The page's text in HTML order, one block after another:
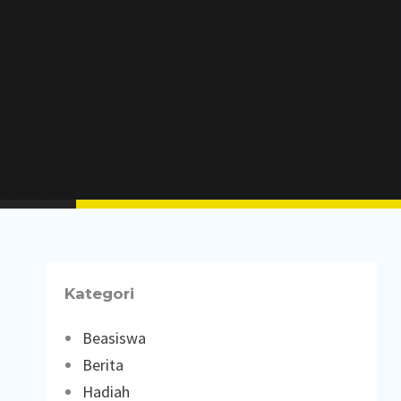
Kategori
Beasiswa
Berita
Hadiah